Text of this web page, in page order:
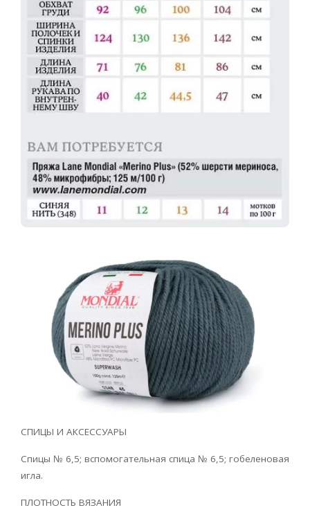
СПИЦЫ И АКСЕССУАРЫ
Спицы № 6,5; вспомогательная спица № 6,5; гобеленовая
игла.
ПЛОТНОСТЬ ВЯЗАНИЯ